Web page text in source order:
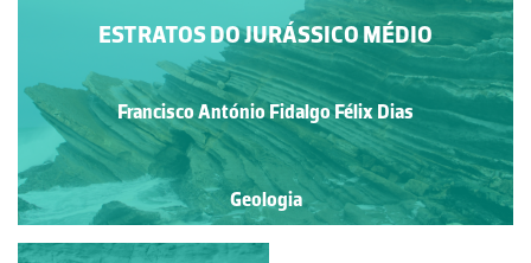
ESTRATOS DO JURÁSSICO MÉDIO
Francisco António Fidalgo Félix Dias
Geologia